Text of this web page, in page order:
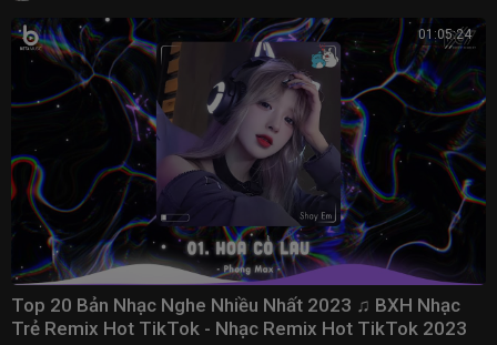
01:05:24
Top 20 Bản Nhạc Nghe Nhiều Nhất 2023 ♫ BXH Nhạc
Trẻ Remix Hot TikTok - Nhạc Remix Hot TikTok 2023